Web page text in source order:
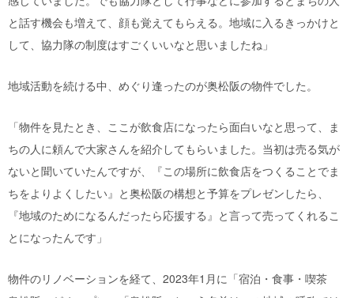
と話す機会も増えて、顔も覚えてもらえる。地域に入るきっかけと
して、協力隊の制度はすごくいいなと思いましたね」
地域活動を続ける中、めぐり逢ったのが奥松阪の物件でした。
「物件を見たとき、ここが飲食店になったら面白いなと思って、ま
ちの人に頼んで大家さんを紹介してもらいました。当初は売る気が
ないと聞いていたんですが、『この場所に飲食店をつくることでま
ちをよりよくしたい』と奥松阪の構想と予算をプレゼンしたら、
『地域のためになるんだったら応援する』と言って売ってくれるこ
とになったんです」
物件のリノベーションを経て、2023年1月に「宿泊・食事・喫茶